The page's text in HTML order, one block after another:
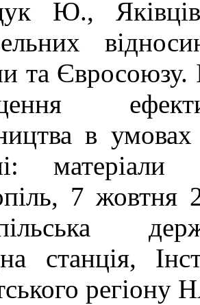
Ю.,
та Євросоюзу.
в
7 жовтня
станція,